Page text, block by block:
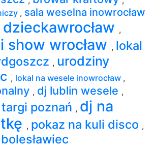
, sala weselna inowrocław
,
show wrocław , lokal
, urodziny
, lokal na wesele inowrocław ,
, dj lublin wesele ,
poznań , dj na
, pokaz na kuli disco ,